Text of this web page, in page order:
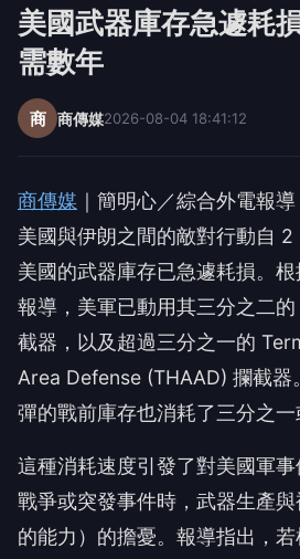
美國武器庫存急遽耗
需數年
商 商傳媒2026-08-04 18:41:12
商傳媒 ｜簡明心／綜合外電報導
美國與伊朗之間的敵對行動自 2
美國的武器庫存已急遽耗損。根
報導，美軍已動用其三分之二
截器，以及超過三分之一的
Area Defense (THAAD) 攔截器
彈的戰前庫存也消耗了三分之一
這種消耗速度引發了對美國軍
戰爭或突發事件時，武器生產
的能力）的擔憂。報導指出，